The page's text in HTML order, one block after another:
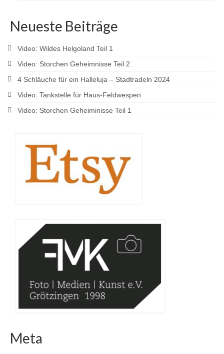
Neueste Beiträge
Video: Wildes Helgoland Teil 1
Video: Storchen Geheimnisse Teil 2
4 Schläuche für ein Halleluja – Stadtradeln 2024
Video: Tankstelle für Haus-Feldwespen
Video: Storchen Geheiminisse Teil 1
Meta